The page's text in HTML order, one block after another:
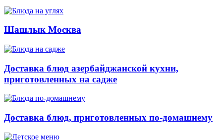
Шашлык Москва
Доставка блюд азербайджанской кухни,
приготовленных на садже
Доставка блюд, приготовленных по-домашнему